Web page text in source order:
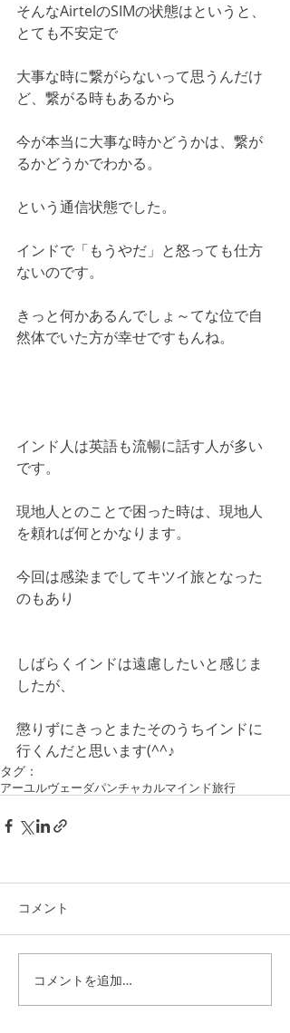
そんなAirtelのSIMの状態はというと、
とても不安定で
大事な時に繋がらないって思うんだけ
ど、繋がる時もあるから
今が本当に大事な時かどうかは、繋が
るかどうかでわかる。
という通信状態でした。
インドで「もうやだ」と怒っても仕方
ないのです。
きっと何かあるんでしょ～てな位で自
然体でいた方が幸せですもんね。
インド人は英語も流暢に話す人が多い
です。
現地人とのことで困った時は、現地人
を頼れば何とかなります。
今回は感染までしてキツイ旅となった
のもあり
しばらくインドは遠慮したいと感じま
したが、
懲りずにきっとまたそのうちインドに
行くんだと思います(^^♪
タグ：
アーユルヴェーダパンチャカルマインド旅行
コメント
コメントを追加…